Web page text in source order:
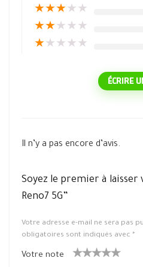
★★★★ ★
★★★ ★ ★
★★ ★ ★ ★
ÉCRIRE
Il n’y a pas encore d’avis.
Soyez le premier à laisser
Reno7 5G”
Votre adresse e-mail ne sera pas
obligatoires sont indiqués avec *
Votre note